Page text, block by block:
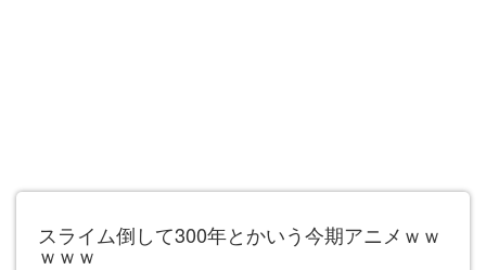
スライム倒して300年とかいう今期アニメｗｗ
ｗｗｗ